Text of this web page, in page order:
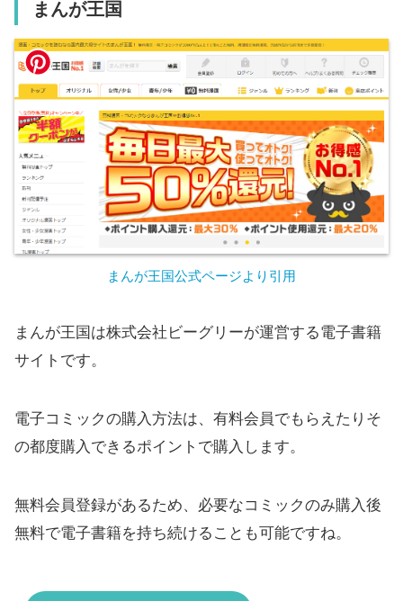
まんが王国
まんが王国公式ページより引用
まんが王国は株式会社ビーグリーが運営する電子書籍
サイトです。
電子コミックの購入方法は、有料会員でもらえたりそ
の都度購入できるポイントで購入します。
無料会員登録があるため、必要なコミックのみ購入後
無料で電子書籍を持ち続けることも可能ですね。